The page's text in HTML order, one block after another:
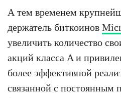
А тем временем
держатель биткоинов
увеличить количество
акций класса A и
более эффективной
связанной с постоянным